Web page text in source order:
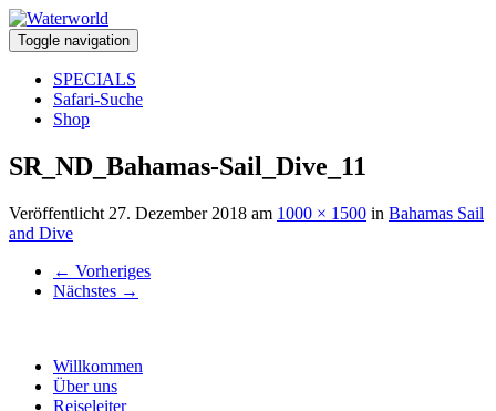
Toggle navigation
SPECIALS
Safari-Suche
Shop
SR_ND_Bahamas-Sail_Dive_11
Veröffentlicht 27. Dezember 2018 am 1000 × 1500 in Bahamas Sail
and Dive
← Vorheriges
Nächstes →
Willkommen
Über uns
Reiseleiter